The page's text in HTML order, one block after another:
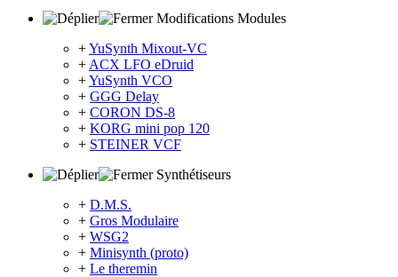
Modifications Modules
+YuSynth Mixout-VC
+ ACX LFO eDruid
+YuSynth VCO
+ GGG Delay
+ CORON DS-8
+ KORG mini pop 120
+ STEINER VCF
Synthétiseurs
+ D.M.S.
+ Gros Modulaire
+ WSG2
+ Minisynth (proto)
+ Le theremin